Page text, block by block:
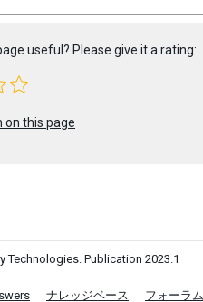
useful? Please give it a rating:
on this page
Technologies. Publication 2023.1
ナレッジベース フォーラム